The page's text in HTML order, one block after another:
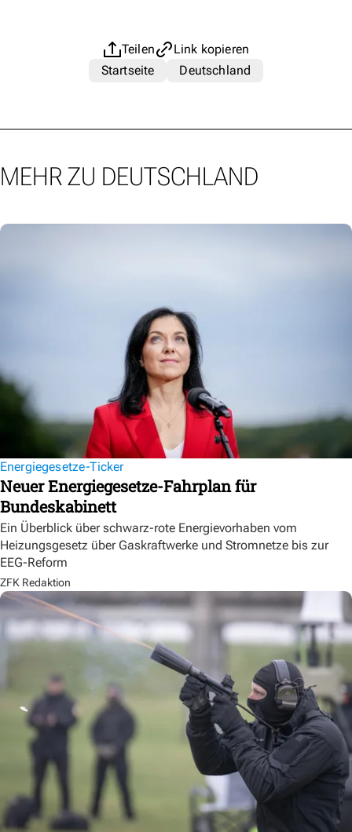
Teilen
Link kopieren
Startseite
Deutschland
MEHR ZU DEUTSCHLAND
Energiegesetze-Ticker
Neuer Energiegesetze-Fahrplan für
Bundeskabinett
Ein Überblick über schwarz-rote Energievorhaben vom
Heizungsgesetz über Gaskraftwerke und Stromnetze bis zur
EEG-Reform
ZFK Redaktion